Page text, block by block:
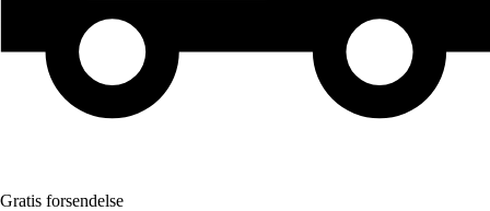
Gratis forsendelse